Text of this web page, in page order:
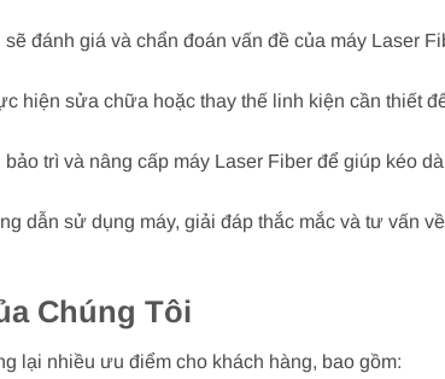
đánh giá và chẩn đoán vấn đề của máy Laser
hiện sửa chữa hoặc thay thế linh kiện cần thiết
trì và nâng cấp máy Laser Fiber để giúp kéo
dẫn sử dụng máy, giải đáp thắc mắc và tư vấn
Chúng Tôi
lại nhiều ưu điểm cho khách hàng, bao gồm: